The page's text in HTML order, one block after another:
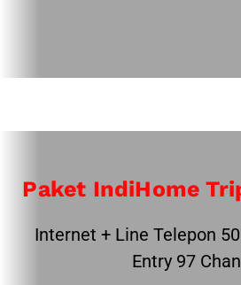
Paket IndiHome
Internet + Line Telepon
Entry 97